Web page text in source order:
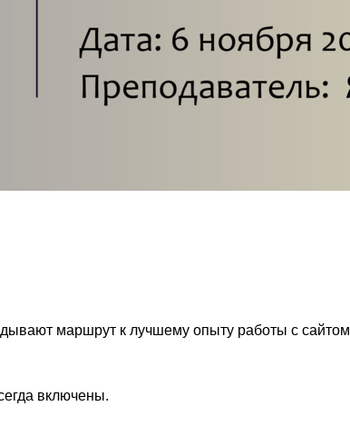
маршрут к лучшему опыту работы с сайтом
включены.